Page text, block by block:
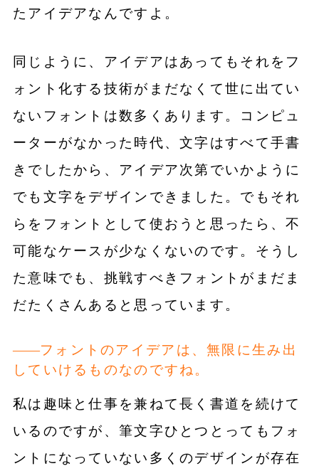
たアイデアなんですよ。
同じように、アイデアはあってもそれをフ
ォント化する技術がまだなくて世に出てい
ないフォントは数多くあります。コンピュ
ーターがなかった時代、文字はすべて手書
きでしたから、アイデア次第でいかように
でも文字をデザインできました。でもそれ
らをフォントとして使おうと思ったら、不
可能なケースが少なくないのです。そうし
た意味でも、挑戦すべきフォントがまだま
だたくさんあると思っています。
フォントのアイデアは、無限に生み出
していけるものなのですね。
私は趣味と仕事を兼ねて長く書道を続けて
いるのですが、筆文字ひとつとってもフォ
ントになっていない多くのデザインが存在